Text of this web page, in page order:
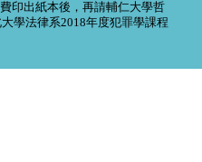
印出紙本後，再請輔仁大學哲
學法律系2018年度犯罪學課程